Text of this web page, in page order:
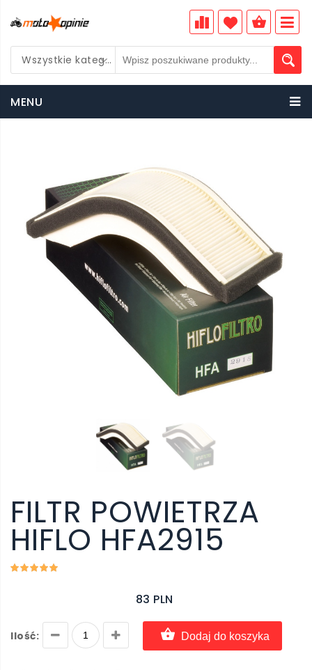
Wszystkie kategorie
MENU
FILTR POWIETRZA
HIFLO HFA2915
83 PLN
Ilość: Dodaj do koszyka